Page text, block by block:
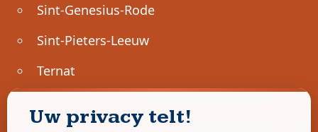
Sint-Genesius-Rode
Sint-Pieters-Leeuw
Ternat
Uw privacy telt!